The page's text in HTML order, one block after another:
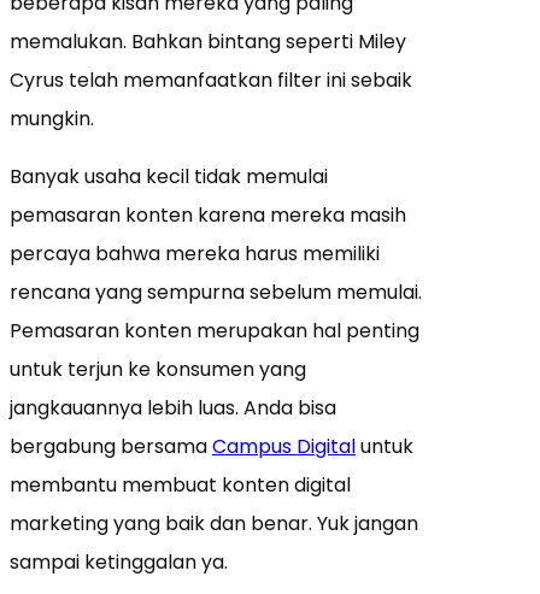
memalukan. Bahkan bintang seperti Miley
Cyrus telah memanfaatkan filter ini sebaik
mungkin.
Banyak usaha kecil tidak memulai
pemasaran konten karena mereka masih
percaya bahwa mereka harus memiliki
rencana yang sempurna sebelum memulai.
Pemasaran konten merupakan hal penting
untuk terjun ke konsumen yang
jangkauannya lebih luas. Anda bisa
bergabung bersamaCampus Digitaluntuk
membantu membuat konten digital
marketing yang baik dan benar. Yuk jangan
sampai ketinggalan ya.